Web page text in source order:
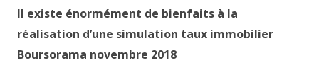
Il existe énormément de bienfaits à la
réalisation d’une simulation taux immobilier
Boursorama novembre 2018